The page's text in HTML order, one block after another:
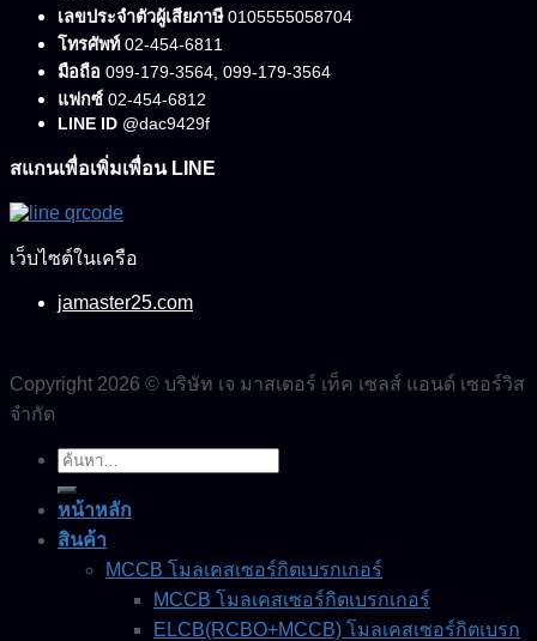
เลขประจำตัวผู้เสียภาษี0105555058704
โทรศัพท์02-454-6811
มือถือ 099-179-3564, 099-179-3564
แฟกซ์ 02-454-6812
LINE ID @dac9429f
สแกนเพื่อเพิ่มเพื่อน LINE
เว็บไซต์ในเครือ
jamaster25.com
Copyright 2026 © บริษัท เจ มาสเตอร์ เท็ค เซลส์ แอนด์ เซอร์วิส
จำกัด
ค้นหา:
หน้าหลัก
สินค้า
MCCB โมลเคสเซอร์กิตเบรกเกอร์
MCCB โมลเคสเซอร์กิตเบรกเกอร์
ELCB(RCBO+MCCB) โมลเคสเซอร์กิตเบรก